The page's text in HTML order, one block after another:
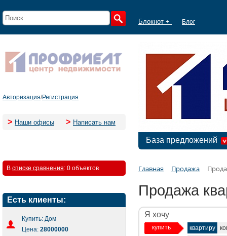
Блокнот + Блог
Авторизация/Регистрация
> Наши офисы > Написать нам
База предложений
В списке сравнения: 0 объектов
Есть клиенты:
Купить: Дом
Цена: 28000000
Главная Продажа
Продажа
Я хочу
купить квартиру